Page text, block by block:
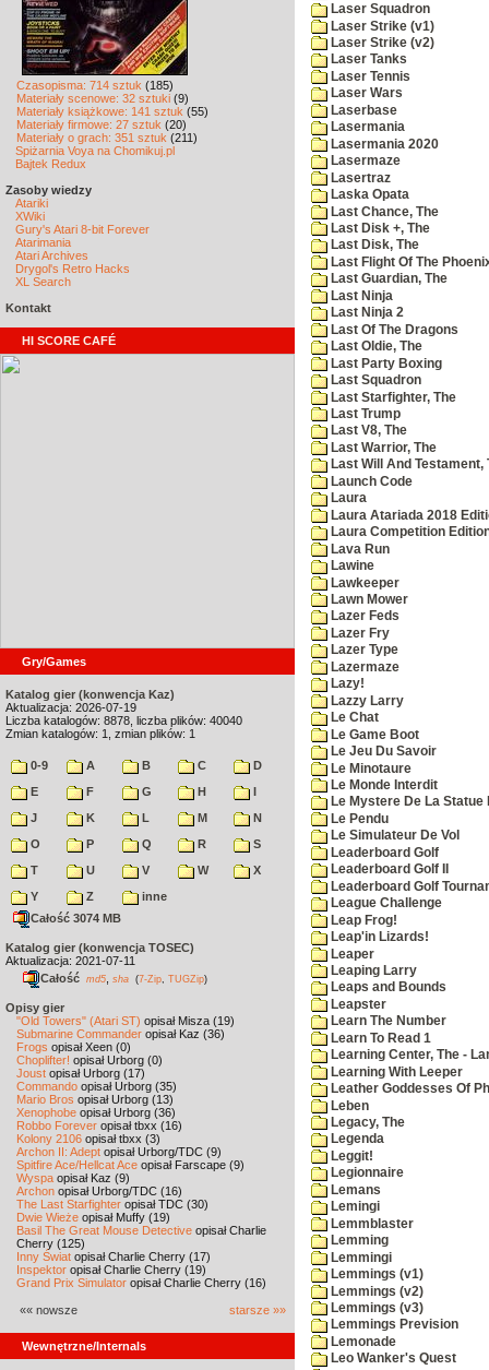
Czasopisma: 714 sztuk (185)
Materiały scenowe: 32 sztuki (9)
Materiały książkowe: 141 sztuk (55)
Materiały firmowe: 27 sztuk (20)
Materiały o grach: 351 sztuk (211)
Spiżarnia Voya na Chomikuj.pl
Bajtek Redux
Zasoby wiedzy
Atariki
XWiki
Gury's Atari 8-bit Forever
Atarimania
Atari Archives
Drygol's Retro Hacks
XL Search
Kontakt
HI SCORE CAFÉ
Gry/Games
Katalog gier (konwencja Kaz)
Aktualizacja: 2026-07-19
Liczba katalogów: 8878, liczba plików: 40040
Zmian katalogów: 1, zmian plików: 1
0-9 A B C
D
E
F G H
I
J
K L M
N
O
P Q R
S
T
U V W
X
Y
Z
inne
Całość 3074 MB
Katalog gier (konwencja TOSEC)
Aktualizacja: 2021-07-11
Całość md5 sha (7-Zip TUGZip)
Opisy gier
"Old Towers" (Atari ST) opisał Misza (19)
Submarine Commander opisał Kaz (36)
Frogs opisał Xeen (0)
Choplifter! opisał Urborg (0)
Joust opisał Urborg (17)
Commando opisał Urborg (35)
Mario Bros opisał Urborg (13)
Xenophobe opisał Urborg (36)
Robbo Forever opisał tbxx (16)
Kolony 2106 opisał tbxx (3)
Archon II: Adept opisał Urborg/TDC (9)
Spitfire Ace/Hellcat Ace opisał Farscape (9)
Wyspa opisał Kaz (9)
Archon opisał Urborg/TDC (16)
The Last Starfighter opisał TDC (30)
Dwie Wieże opisał Muffy (19)
Basil The Great Mouse Detective opisał Charlie
Cherry (125)
Inny Świat opisał Charlie Cherry (17)
Inspektor opisał Charlie Cherry (19)
Grand Prix Simulator opisał Charlie Cherry (16)
«« nowsze starsze »»
Wewnętrzne/Internals
Laser Squadron
Laser Strike (v1)
Laser Strike (v2)
Laser Tanks
Laser Tennis
Laser Wars
Laserbase
Lasermania
Lasermania 2020
Lasermaze
Lasertraz
Laska Opata
Last Chance, The
Last Disk +, The
Last Disk, The
Last Flight Of The
Last Guardian, The
Last Ninja
Last Ninja 2
Last Of The Dragons
Last Oldie, The
Last Party Boxing
Last Squadron
Last Starfighter, The
Last Trump
Last V8, The
Last Warrior, The
Last Will And Testament,
Launch Code
Laura
Laura Atariada 2018
Laura Competition
Lava Run
Lawine
Lawkeeper
Lawn Mower
Lazer Feds
Lazer Fry
Lazer Type
Lazermaze
Lazy!
Lazzy Larry
Le Chat
Le Game Boot
Le Jeu Du Savoir
Le Minotaure
Le Monde Interdit
Le Mystere De La Statue
Le Pendu
Le Simulateur De Vol
Leaderboard Golf
Leaderboard Golf II
Leaderboard Golf
League Challenge
Leap Frog!
Leap'in Lizards!
Leaper
Leaping Larry
Leaps and Bounds
Leapster
Learn The Number
Learn To Read 1
Learning Center, The -
Learning With Leeper
Leather Goddesses Of
Leben
Legacy, The
Legenda
Leggit!
Legionnaire
Lemans
Lemingi
Lemmblaster
Lemming
Lemmingi
Lemmings (v1)
Lemmings (v2)
Lemmings (v3)
Lemmings Prevision
Lemonade
Leo Wanker's Quest